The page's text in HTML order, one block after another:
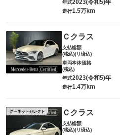
年式2023(令和5)年
走行1.5万km
Ｃクラス
支払総額
(税込)(リ済込)
車両本体価格
(税込)
年式2023(令和5)年
走行1.4万km
グーネットセレクト Ｃクラス
支払総額
(税込)(リ済込)